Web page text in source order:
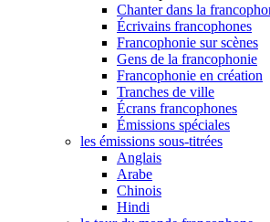
Chanter dans la
Écrivains francophones
Francophonie sur scènes
Gens de la francophonie
Francophonie en création
Tranches de ville
Écrans francophones
Émissions spéciales
les émissions sous-titrées
Anglais
Arabe
Chinois
Hindi